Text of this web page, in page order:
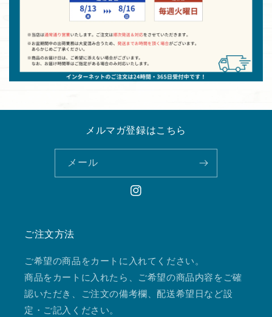
メルマガ登録はこちら
メール
Instagram
ご注文方法
ご希望の商品をカートに入れてください。
商品をカートに入れたら、ご希望の商品内容をご確
認いただき、ご注文の備考欄、配送希望日など設
定・ご記入ください。